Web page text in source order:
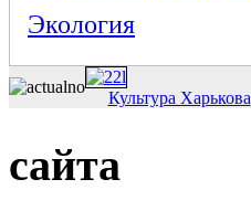
Экология
Культура Харькова
сайта